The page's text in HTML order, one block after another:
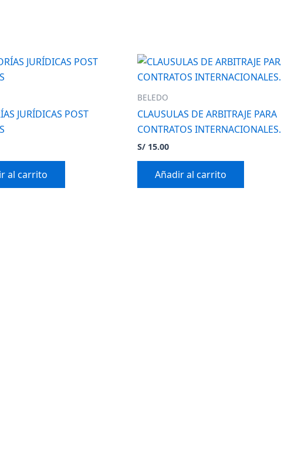
JURÍDICAS POST
al carrito
BELEDO
CLAUSULAS DE ARBITRAJE PARA
CONTRATOS INTERNACIONALES.
S/ 15.00
Añadir al carrito